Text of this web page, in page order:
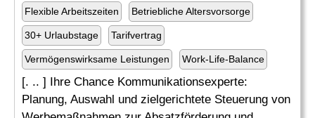
Flexible Arbeitszeiten Betriebliche Altersvorsorge
30+ Urlaubstage Tarifvertrag
Vermögenswirksame Leistungen Work-Life-Balance
[. .. ] Ihre Chance Kommunikationsexperte:
Planung, Auswahl und zielgerichtete Steuerung von